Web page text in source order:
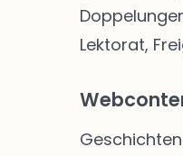
Lektorat,